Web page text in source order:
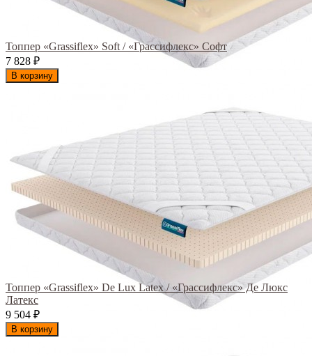
Топпер «Grassiflex» Soft / «Грассифлекс» Софт
7 828 ₽
В корзину
Топпер «Grassiflex» De Lux Latex / «Грассифлекс» Де Люкс
Латекс
9 504 ₽
В корзину